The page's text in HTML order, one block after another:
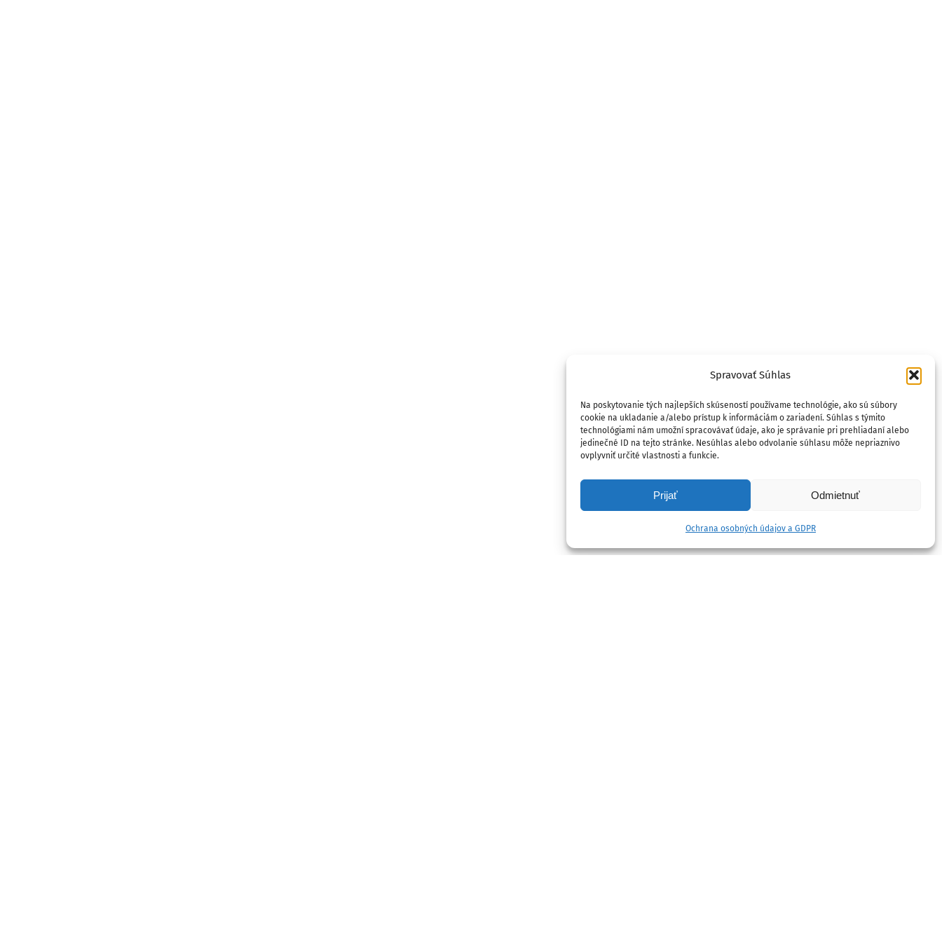
Spravovať Súhlas
Na poskytovanie tých najlepších skúseností používame technológie, ako sú súbory
cookie na ukladanie a/alebo prístup k informáciám o zariadení. Súhlas s týmito
technológiami nám umožní spracovávať údaje, ako je správanie pri prehliadaní alebo
jedinečné ID na tejto stránke. Nesúhlas alebo odvolanie súhlasu môže nepriaznivo
ovplyvniť určité vlastnosti a funkcie.
Prijať Odmietnuť
Ochrana osobných údajov a GDPR